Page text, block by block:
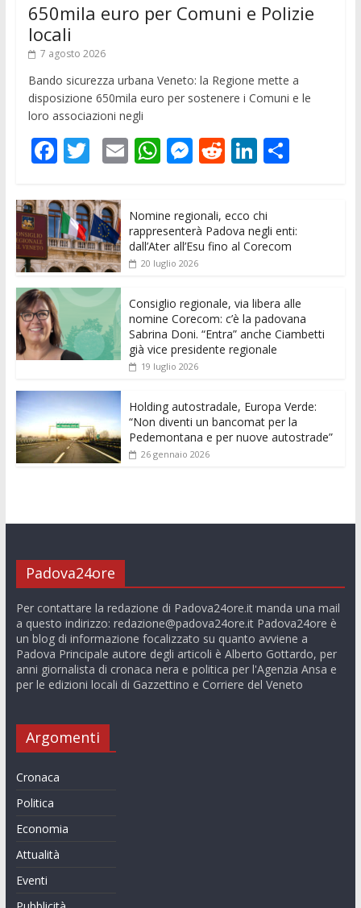
650mila euro per Comuni e Polizie
locali
7 agosto 2026
Bando sicurezza urbana Veneto: la Regione mette a
disposizione 650mila euro per sostenere i Comuni e le
loro associazioni negli
F
e
b
o
o
k
T
itt
er
E
l
W
s
A
p
p
M
ss
e
n
er
R
di
t
Li
k
e
dI
C
di
vi
Nomine regionali, ecco chi
rappresenterà Padova negli enti:
dall’Ater all’Esu fino al Corecom
20 luglio 2026
Consiglio regionale, via libera alle
nomine Corecom: c’è la padovana
Sabrina Doni. “Entra” anche Ciambetti
già vice presidente regionale
19 luglio 2026
Holding autostradale, Europa Verde:
“Non diventi un bancomat per la
Pedemontana e per nuove autostrade”
26 gennaio 2026
Padova24ore
Per contattare la redazione di Padova24ore.it manda una mail
a questo indirizzo: redazione@padova24ore.itPadova24ore è
un blog di informazione focalizzato su quanto avviene a
Padova Principale autore degli articoli è Alberto Gottardo, per
anni giornalista di cronaca nera e politica per l'Agenzia Ansa e
per le edizioni locali di Gazzettino e Corriere del Veneto
Argomenti
Cronaca
Politica
Economia
Attualità
Eventi